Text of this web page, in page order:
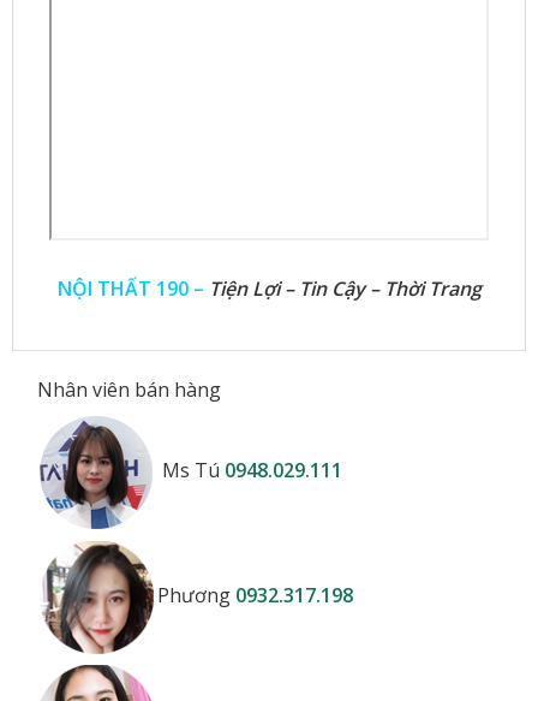
NỘI THẤT 190 – Tiện Lợi – Tin Cậy – Thời Trang
Nhân viên bán hàng
Ms Tú 0948.029.111
Phương 0932.317.198